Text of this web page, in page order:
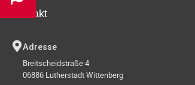
Kontakt
Adresse
Breitscheidstraße 4
06886 Lutherstadt Wittenberg